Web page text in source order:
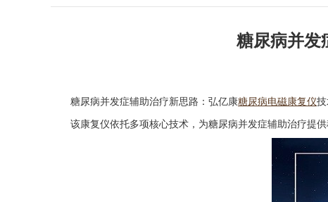
糖尿病并发
糖尿病并发症辅助治疗新思路：弘亿康糖尿病电磁康复仪
该康复仪依托多项核心技术，为糖尿病并发症辅助治疗提